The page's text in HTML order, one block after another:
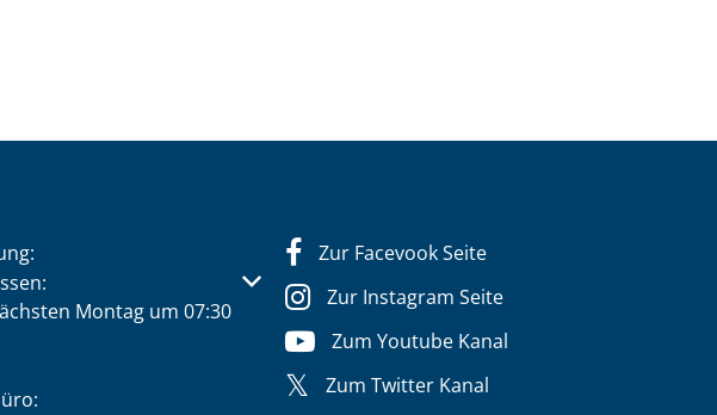
weitere Öffnungs- oder Schließzeiten auszublenden
Montag um 07:30
Zur Facevook Seite
Zur Instagram Seite
Zum Youtube Kanal
Zum Twitter Kanal